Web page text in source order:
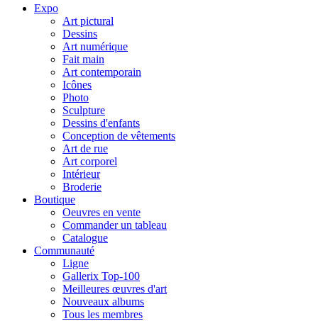
Expo
Art pictural
Dessins
Art numérique
Fait main
Art contemporain
Icônes
Photo
Sculpture
Dessins d'enfants
Conception de vêtements
Art de rue
Art corporel
Intérieur
Broderie
Boutique
Oeuvres en vente
Commander un tableau
Catalogue
Communauté
Ligne
Gallerix Top-100
Meilleures œuvres d'art
Nouveaux albums
Tous les membres